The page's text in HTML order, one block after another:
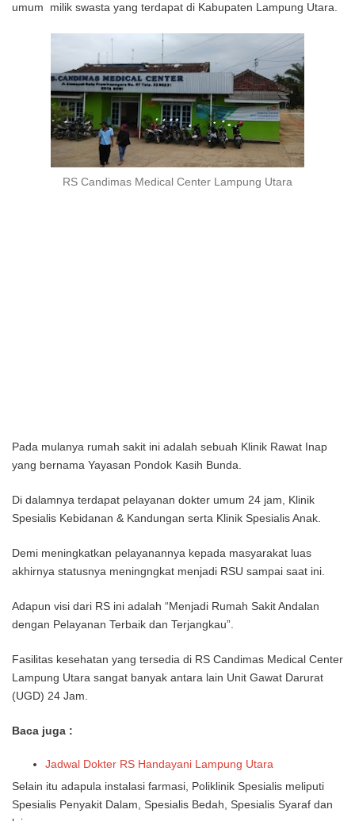
umum milik swasta yang terdapat di Kabupaten Lampung Utara.
RS Candimas Medical Center Lampung Utara
Pada mulanya rumah sakit ini adalah sebuah Klinik Rawat Inap
yang bernama Yayasan Pondok Kasih Bunda.
Di dalamnya terdapat pelayanan dokter umum 24 jam, Klinik
Spesialis Kebidanan & Kandungan serta Klinik Spesialis Anak.
Demi meningkatkan pelayanannya kepada masyarakat luas
akhirnya statusnya meningngkat menjadi RSU sampai saat ini.
Adapun visi dari RS ini adalah “Menjadi Rumah Sakit Andalan
dengan Pelayanan Terbaik dan Terjangkau”.
Fasilitas kesehatan yang tersedia di RS Candimas Medical Center
Lampung Utara sangat banyak antara lain Unit Gawat Darurat
(UGD) 24 Jam.
Baca juga :
Jadwal Dokter RS Handayani Lampung Utara
Selain itu adapula instalasi farmasi, Poliklinik Spesialis meliputi
Spesialis Penyakit Dalam, Spesialis Bedah, Spesialis Syaraf dan